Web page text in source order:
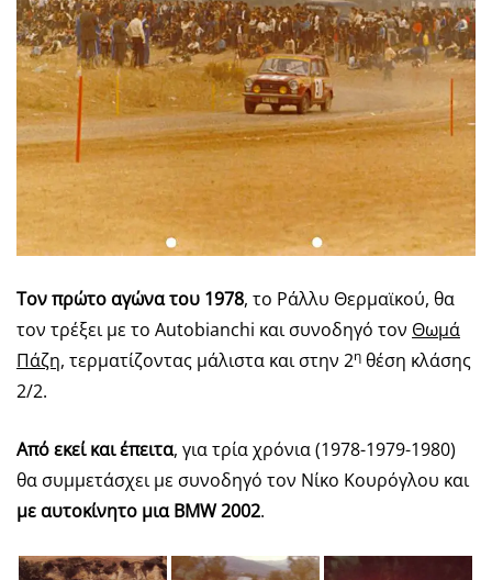
Τον πρώτο αγώνα του 1978, το Ράλλυ Θερμαϊκού, θα
τον τρέξει με το Autobianchi και συνοδηγό τον Θωμά
Πάζη, τερματίζοντας μάλιστα και στην 2η θέση κλάσης
2/2.
Από εκεί και έπειτα, για τρία χρόνια (1978-1979-1980)
θα συμμετάσχει με συνοδηγό τον Νίκο Κουρόγλου και
με αυτοκίνητο μια BMW 2002.